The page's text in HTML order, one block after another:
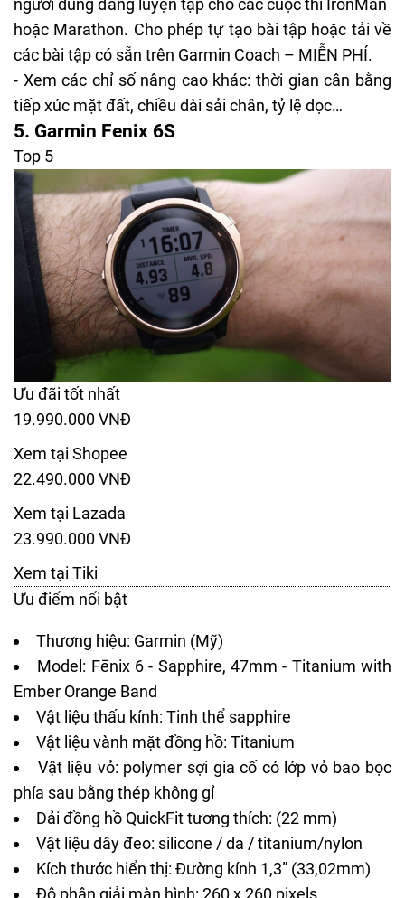
hoặc Marathon. Cho phép tự tạo bài tập hoặc tải về
các bài tập có sẵn trên Garmin Coach – MIỄN PHÍ.
- Xem các chỉ số nâng cao khác: thời gian cân bằng
tiếp xúc mặt đất, chiều dài sải chân, tỷ lệ dọc…
5. Garmin Fenix 6S
Top 5
Ưu đãi tốt nhất
19.990.000 VNĐ
Xem tại Shopee
22.490.000 VNĐ
Xem tại Lazada
23.990.000 VNĐ
Xem tại Tiki
Ưu điểm nổi bật
Thương hiệu: Garmin (Mỹ)
Model: Fēnix 6 - Sapphire, 47mm - Titanium with
Ember Orange Band
Vật liệu thấu kính: Tinh thể sapphire
Vật liệu vành mặt đồng hồ: Titanium
Vật liệu vỏ: polymer sợi gia cố có lớp vỏ bao bọc
phía sau bằng thép không gỉ
Dải đồng hồ QuickFit tương thích: (22 mm)
Vật liệu dây đeo: silicone / da / titanium/nylon
Kích thước hiển thị: Đường kính 1,3” (33,02mm)
Độ phân giải màn hình: 260 x 260 pixels